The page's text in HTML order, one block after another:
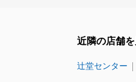
近隣の店舗
辻堂センター